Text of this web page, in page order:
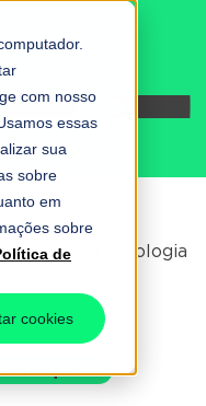
com nosso
essas
sua
sobre
em
sobre
de
cookies
fiscal: a tecnologia